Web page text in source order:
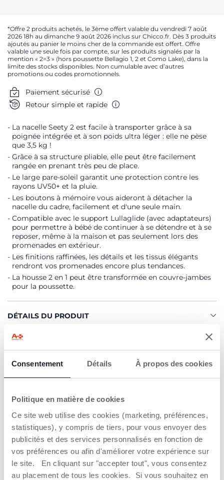
Consentement Détails À propos des cookies
Politique en matière de cookies
Ce site web utilise des cookies (marketing, préférences,
statistiques), y compris de tiers, pour vous envoyer des
publicités et des services personnalisés en fonction de
vos préférences ou afin d'améliorer votre expérience sur
le site. En cliquant sur "accepter tout", vous consentez
au placement de tous les cookies. Si vous souhaitez en
*Offre 2 produits achetés, le 3ème offert valable du vendredi 7 août
2026 18h au dimanche 9 août 2026 inclus sur Chicco.fr. Dès 3 produits
ajoutés au panier le moins cher de la commande est offert. Offre
valable une seule fois par compte, sur les produits signalés par la
mention « 2=3 » (hors poussette Bellagio 1, 2 et Como Lake), dans la
limite des stocks disponibles. Non cumulable avec d’autres
promotions ou codes promotionnels.
Paiement sécurisé
Retour simple et rapide
La nacelle Seety 2 est facile à transporter grâce à sa
poignée intégrée et à son poids ultra léger : elle ne pèse
que 3,5 kg !
Grâce à sa structure pliable, elle peut être facilement
rangée en prenant très peu de place.
Le large pare-soleil garantit une protection contre les
rayons UV50+ et la pluie.
Les boutons à mémoire vous aideront à détacher la
nacelle du cadre, facilement et d'une seule main.
Compatible avec le support Lullaglide (avec adaptateurs)
pour permettre à bébé de continuer à se détendre et à se
reposer, même à la maison et pas seulement lors des
promenades en extérieur.
Les finitions raffinées, les détails et les tissus élégants
rendront vos promenades encore plus tendances.
La housse 2 en 1 peut être transformée en couvre-jambes
pour la poussette.
DÉTAILS DU PRODUIT
Trouver un Revendeur
CARACTÉRISTIQUES DU PRODUIT